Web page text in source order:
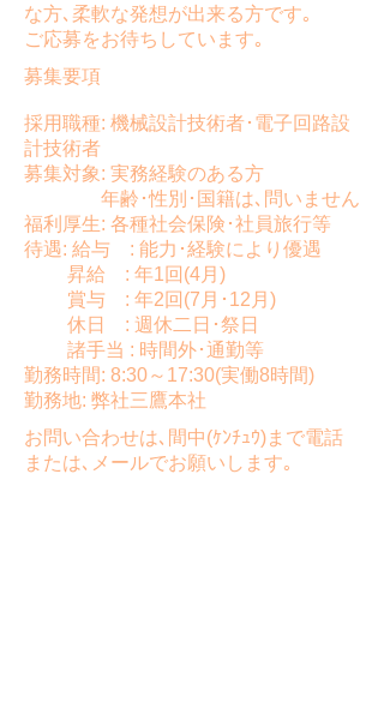
な方､柔軟な発想が出来る方です｡
ご応募をお待ちしています｡
募集要項
採用職種: 機械設計技術者･電子回路設
計技術者
募集対象: 実務経験のある方
年齢･性別･国籍は､問いません
福利厚生: 各種社会保険･社員旅行等
待遇: 給与 : 能力･経験により優遇
昇給 : 年1回(4月)
賞与 : 年2回(7月･12月)
休日 : 週休二日･祭日
諸手当 : 時間外･通勤等
勤務時間: 8:30～17:30(実働8時間)
勤務地: 弊社三鷹本社
お問い合わせは､間中(ｹﾝﾁｭｳ)まで電話
または､メールでお願いします｡